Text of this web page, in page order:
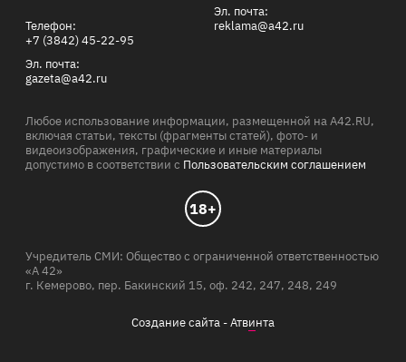
Телефон:
+7 (3842) 45-22-95
Эл. почта:
gazeta@a42.ru
Эл. почта:
reklama@a42.ru
Любое использование информации, размещенной на A42.RU,
включая статьи, тексты (фрагменты статей), фото- и
видеоизображения, графические и иные материалы
допустимо в соответствии с Пользовательским соглашением
18+
Учредитель СМИ: Общество с ограниченной ответственностью
«А 42»
г. Кемерово, пер. Бакинский 15, оф. 242, 247, 248, 249
Создание сайта -Атвинта